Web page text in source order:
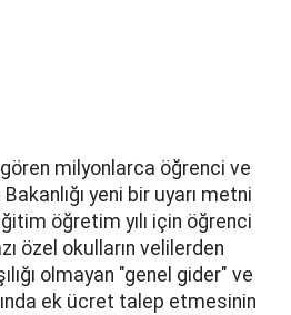
milyonlarca öğrenci ve
yeni bir uyarı metni
öğretim yılı için öğrenci
özel okulların velilerden
olmayan "genel gider" ve
ek ücret talep etmesinin